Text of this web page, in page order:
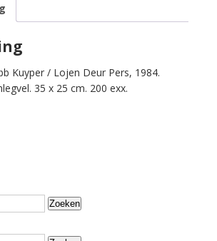
Kuyper / Lojen Deur Pers, 1984.
35 x 25 cm. 200 exx.
Zoeken